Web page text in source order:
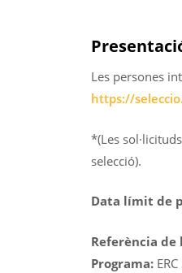
Les persones
https://
*(Les
selecció).
Data límit de
Referència de
Programa: